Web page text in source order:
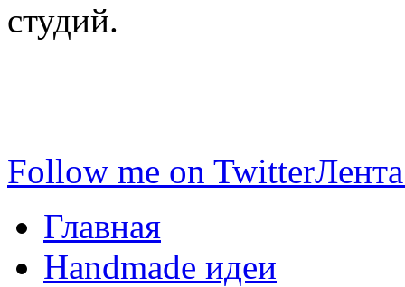
студий.
Follow me on Twitter
Главная
Handmade идеи